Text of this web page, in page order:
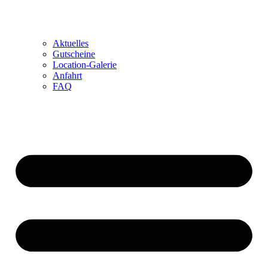
Aktuelles
Gutscheine
Location-Galerie
Anfahrt
FAQ